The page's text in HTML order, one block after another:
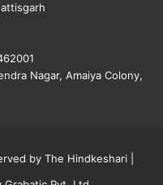
Nagar, Amaiya Colony,
by The Hindkeshari |